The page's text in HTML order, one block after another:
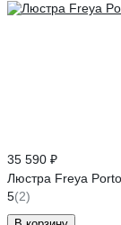
35 590 ₽
Люстра Freya
5(2)